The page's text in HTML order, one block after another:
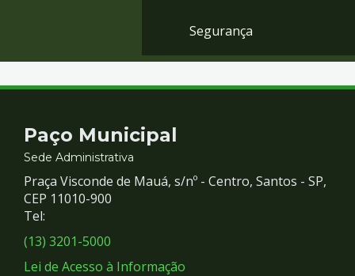
Segurança
Contato
e
Redes
Sociais
Paço Municipal
Sede Administrativa
Praça Visconde de Mauá, s/nº - Centro, Santos - SP,
CEP 11010-900
Tel:
(13) 3201-5000
Lei de Acesso à Informação